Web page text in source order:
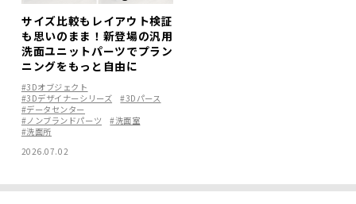
サイズ比較もレイアウト検証
も思いのまま！新登場の汎用
洗面ユニットパーツでプラン
ニングをもっと自由に
#3Dオブジェクト
#3Dデザイナーシリーズ
#3Dパース
#データセンター
#ノンブランドパーツ
#洗面室
#洗面所
2026.07.02